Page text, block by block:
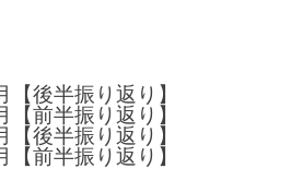
後半振り返り】
前半振り返り】
後半振り返り】
前半振り返り】